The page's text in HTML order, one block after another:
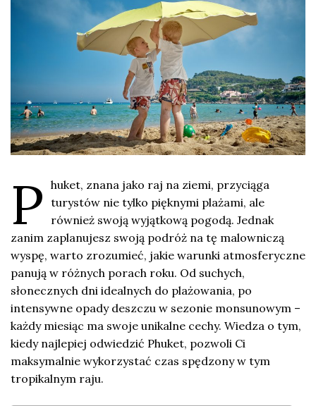
P huket, znana jako raj na ziemi, przyciąga
turystów nie tylko pięknymi plażami, ale
również swoją wyjątkową pogodą. Jednak
zanim zaplanujesz swoją podróż na tę malowniczą
wyspę, warto zrozumieć, jakie warunki atmosferyczne
panują w różnych porach roku. Od suchych,
słonecznych dni idealnych do plażowania, po
intensywne opady deszczu w sezonie monsunowym –
każdy miesiąc ma swoje unikalne cechy. Wiedza o tym,
kiedy najlepiej odwiedzić Phuket, pozwoli Ci
maksymalnie wykorzystać czas spędzony w tym
tropikalnym raju.